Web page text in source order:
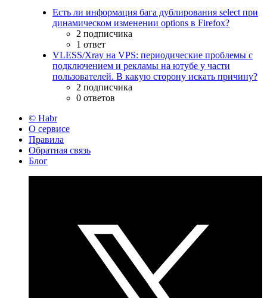
Есть ли информация бага дублирования select при
динамическом изменении options в Firefox?
2 подписчика
1 ответ
VLESS/Xray на VPS: периодические проблемы с
подключением и рекламы на ютубе у части
пользователей. В какую сторону искать причину?
2 подписчика
0 ответов
© Habr
О сервисе
Правила
Обратная связь
Блог